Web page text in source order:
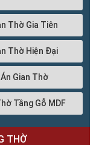
Thờ Gia Tiên
Thờ Hiện Đại
Án Gian Thờ
Tầng Gỗ MDF
THỜ